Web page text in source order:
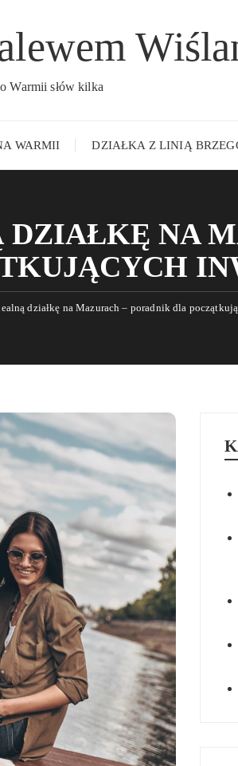
Warmii słów kilka
WARMII DZIAŁKA Z LINIĄ
NA
działkę na Mazurach – poradnik dla